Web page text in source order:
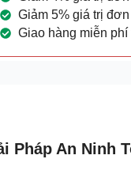
Giảm 5% giá trị
Giao hàng miễn
Pháp An Ninh